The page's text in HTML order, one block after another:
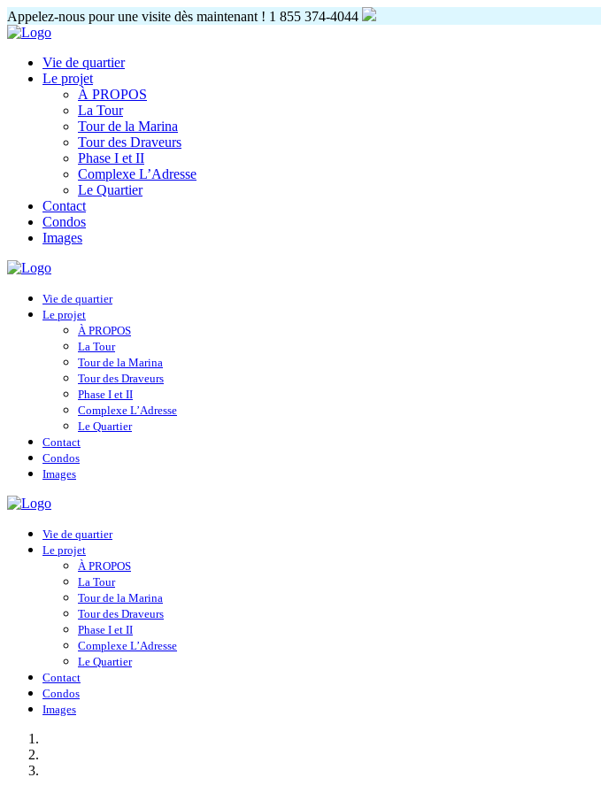
Appelez-nous pour une visite dès maintenant ! 1 855 374-4044
Vie de quartier
Le projet
À PROPOS
La Tour
Tour de la Marina
Tour des Draveurs
Phase I et II
Complexe L’Adresse
Le Quartier
Contact
Condos
Images
Vie de quartier
Le projet
À PROPOS
La Tour
Tour de la Marina
Tour des Draveurs
Phase I et II
Complexe L’Adresse
Le Quartier
Contact
Condos
Images
Vie de quartier
Le projet
À PROPOS
La Tour
Tour de la Marina
Tour des Draveurs
Phase I et II
Complexe L’Adresse
Le Quartier
Contact
Condos
Images